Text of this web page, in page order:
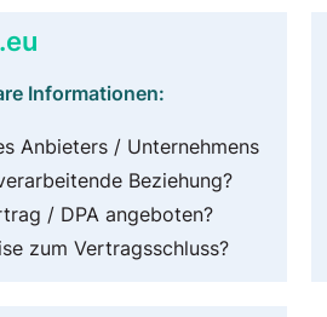
Informationen:
Anbieters / Unternehmens
Beziehung?
/ DPA angeboten?
zum Vertragsschluss?